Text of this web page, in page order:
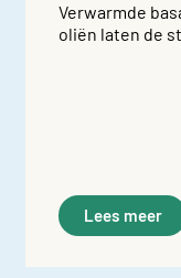
Verwarmde
oliën laten de
Lees meer